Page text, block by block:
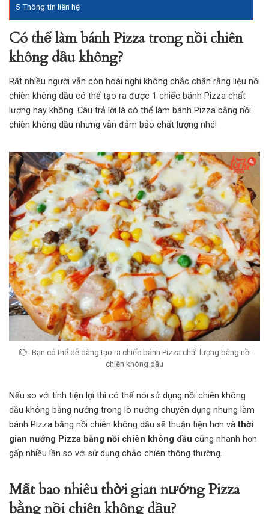
5 Thông tin liên hệ
Có thể làm bánh Pizza trong nồi chiên
không dầu không?
Rất nhiều người vẫn còn hoài nghi không chắc chắn rằng liệu nồi
chiên không dầu có thể tạo ra được 1 chiếc bánh Pizza chất
lượng hay không. Câu trả lời là có thể làm bánh Pizza bằng nồi
chiên không dầu nhưng vẫn đảm bảo chất lượng nhé!
Bạn có thể dễ dàng tạo ra chiếc bánh Pizza chất lượng bằng nồi
chiên không dầu
Nếu so với tính tiện lợi thì có thể nói sử dụng nồi chiên không
dầu không bằng nướng trong lò nướng chuyên dụng nhưng làm
bánh Pizza bằng nồi chiên không dầu sẽ thuận tiện hơn và thời
gian nướng Pizza bằng nồi chiên không dầu cũng nhanh hơn
gấp nhiều lần so với sử dụng chảo chiên thông thường.
Mất bao nhiêu thời gian nướng Pizza
bằng nồi chiên không dầu?